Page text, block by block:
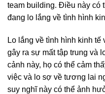
team building. Điều này có
đang lo lắng về tình hình
Lo lắng về tình hình kinh
gây ra sự mất tập trung và
cảnh này, họ có thể cảm
việc và lo sợ về tương lai
suy nghĩ này có thể ảnh